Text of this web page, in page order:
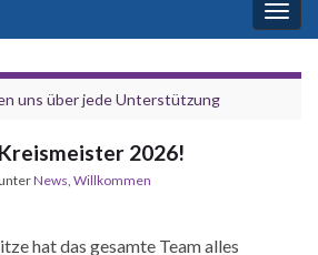
uns über jede Unterstützung
2026!
News Willkommen
hat das gesamte Team alles